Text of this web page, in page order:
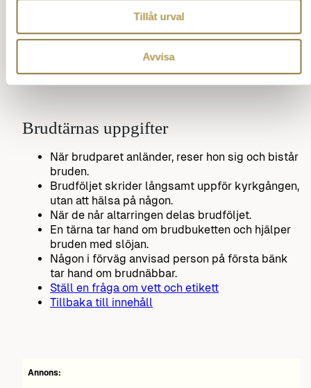
Tillåt urval
Avvisa
Ställ en fråga om vett och etikett
Tillbaka till innehåll
Brudtärnas uppgifter
När brudparet anländer, reser hon sig och bistår
bruden.
Brudföljet skrider långsamt uppför kyrkgången,
utan att hälsa på någon.
När de når altarringen delas brudföljet.
En tärna tar hand om brudbuketten och hjälper
bruden med slöjan.
Någon i förväg anvisad person på första bänk
tar hand om brudnäbbar.
Ställ en fråga om vett och etikett
Tillbaka till innehåll
Annons: